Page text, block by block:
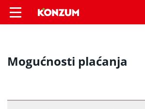
Mogućnosti plaćanja -
Mogućnosti plaćanja